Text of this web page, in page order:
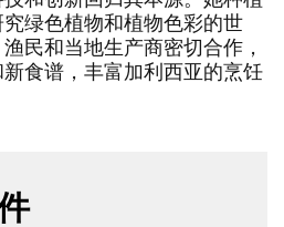
绿色植物和植物色彩的世
民和当地生产商密切合作，
食谱，丰富加利西亚的烹饪